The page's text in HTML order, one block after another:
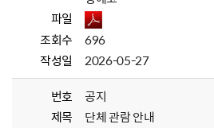
파일
조회수
696
작성일
2026-05-27
번호
공지
제목
단체 관람 안내